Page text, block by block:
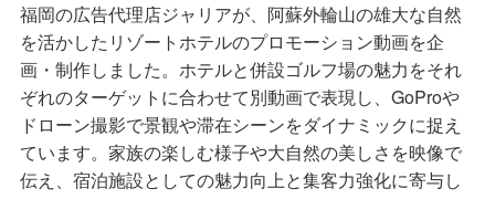
福岡の広告代理店ジャリアが、阿蘇外輪山の雄大な自然
を活かしたリゾートホテルのプロモーション動画を企
画・制作しました。ホテルと併設ゴルフ場の魅力をそれ
ぞれのターゲットに合わせて別動画で表現し、GoProや
ドローン撮影で景観や滞在シーンをダイナミックに捉え
ています。家族の楽しむ様子や大自然の美しさを映像で
伝え、宿泊施設としての魅力向上と集客力強化に寄与し